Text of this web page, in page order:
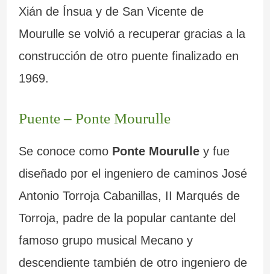
Xián de Ínsua y de San Vicente de
Mourulle se volvió a recuperar gracias a la
construcción de otro puente finalizado en
1969.
Puente – Ponte Mourulle
Se conoce como Ponte Mourulley fue
diseñado por el ingeniero de caminos José
Antonio Torroja Cabanillas, II Marqués de
Torroja, padre de la popular cantante del
famoso grupo musical Mecano y
descendiente también de otro ingeniero de